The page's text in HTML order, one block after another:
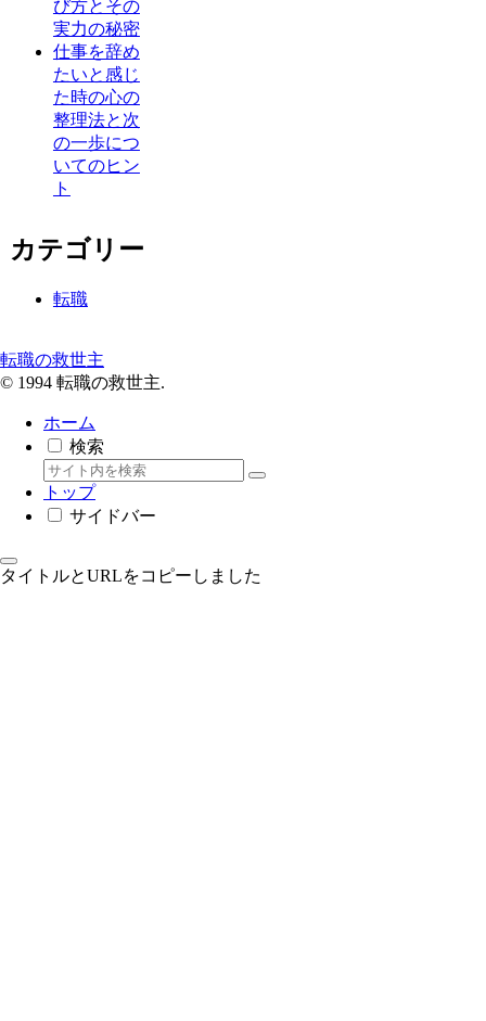
び方とその
実力の秘密
仕事を辞め
たいと感じ
た時の心の
整理法と次
の一歩につ
いてのヒン
ト
カテゴリー
転職
転職の救世主
© 1994 転職の救世主.
ホーム
検索
トップ
サイドバー
タイトルとURLをコピーしました